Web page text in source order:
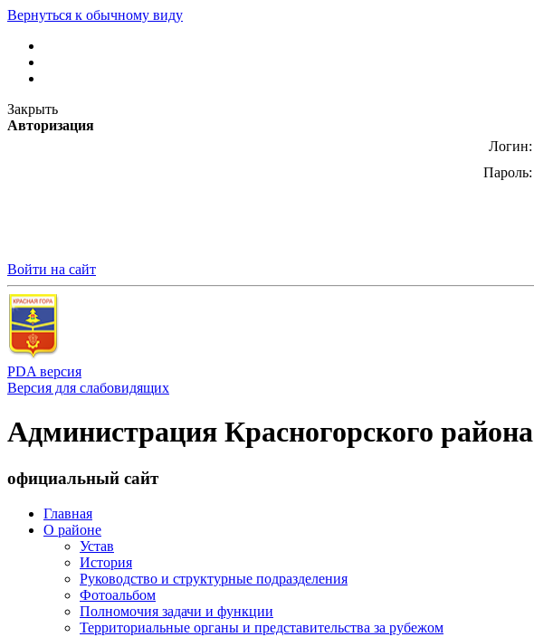
Вернуться к обычному виду
Закрыть
Авторизация
Логин:
Пароль:
Войти на сайт
PDA версия
Версия для слабовидящих
Администрация Красногорского района
официальный сайт
Главная
О районе
Устав
История
Руководство и структурные подразделения
Фотоальбом
Полномочия задачи и функции
Территориальные органы и представительства за рубежом